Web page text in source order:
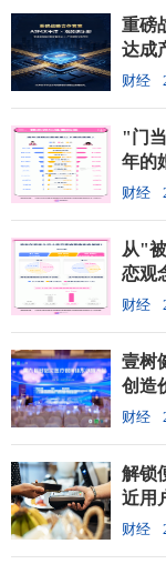
重磅
达成
财经
"门
年的
财经
从"
恋观
财经
壹树
创造
财经
解锁
近用
财经